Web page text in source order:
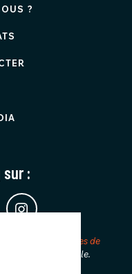
?
sur :
applique les
Règles de
de Google.